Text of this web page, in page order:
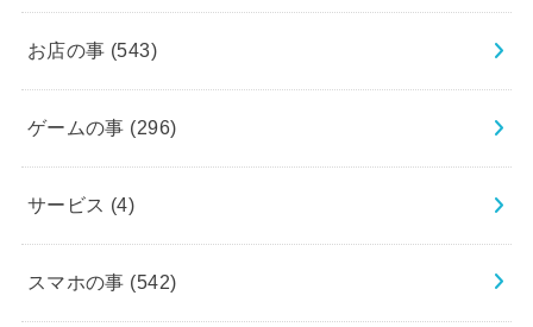
お店の事 (543)
ゲームの事 (296)
サービス (4)
スマホの事 (542)